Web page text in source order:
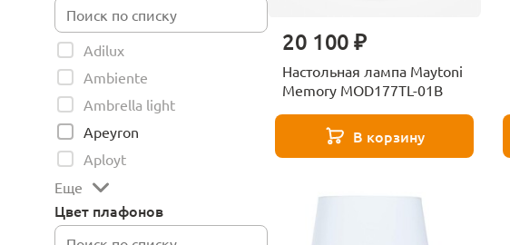
Adilux
Ambiente
Ambrella light
Apeyron
Aployt
Еще
Цвет плафонов
20 100 ₽
Настольная лампа Maytoni
Memory MOD177TL-01B
В корзину